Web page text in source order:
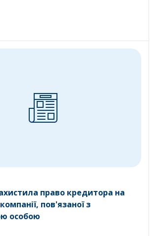
право кредитора на
пов'язаної з
особою